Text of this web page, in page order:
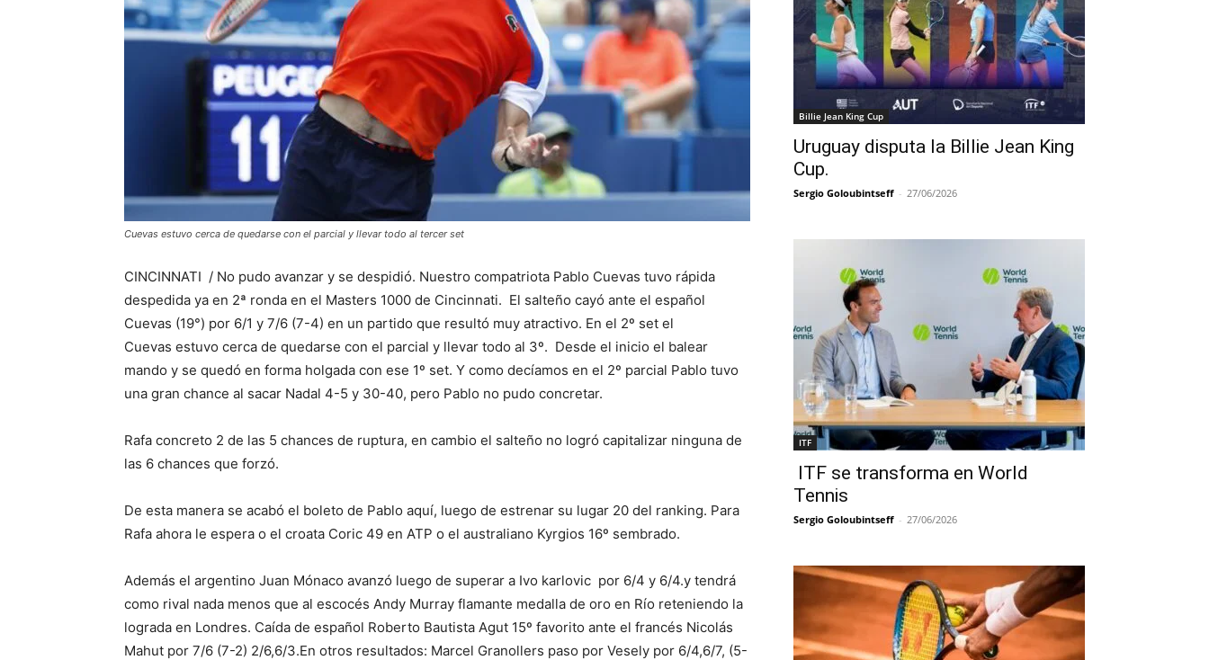
Cuevas estuvo cerca de quedarse con el parcial y llevar todo al tercer set
CINCINNATI / No pudo avanzar y se despidió. Nuestro compatriota Pablo Cuevas tuvo rápida
despedida ya en 2ª ronda en el Masters 1000 de Cincinnati. El salteño cayó ante el español
Cuevas (19°) por 6/1 y 7/6 (7-4) en un partido que resultó muy atractivo. En el 2º set el
Cuevas estuvo cerca de quedarse con el parcial y llevar todo al 3º. Desde el inicio el balear
mando y se quedó en forma holgada con ese 1º set. Y como decíamos en el 2º parcial Pablo tuvo
una gran chance al sacar Nadal 4-5 y 30-40, pero Pablo no pudo concretar.
Rafa concreto 2 de las 5 chances de ruptura, en cambio el salteño no logró capitalizar ninguna de
las 6 chances que forzó.
De esta manera se acabó el boleto de Pablo aquí, luego de estrenar su lugar 20 del ranking. Para
Rafa ahora le espera o el croata Coric 49 en ATP o el australiano Kyrgios 16º sembrado.
Además el argentino Juan Mónaco avanzó luego de superar a Ivo karlovic por 6/4 y 6/4.y tendrá
como rival nada menos que al escocés Andy Murray flamante medalla de oro en Río reteniendo la
lograda en Londres. Caída de español Roberto Bautista Agut 15º favorito ante el francés Nicolás
Mahut por 7/6 (7-2) 2/6,6/3.En otros resultados: Marcel Granollers paso por Vesely por 6/4,6/7, (5-
Billie Jean King Cup
Uruguay disputa la Billie Jean King
Cup.
Sergio Goloubintseff - 27/06/2026
ITF
ITF se transforma en World
Tennis
Sergio Goloubintseff - 27/06/2026